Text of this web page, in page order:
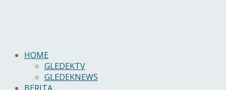
HOME
GLEDEKTV
GLEDEKNEWS